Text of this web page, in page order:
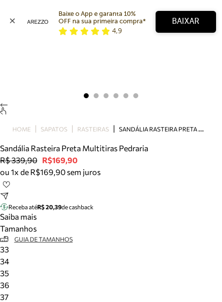
Bolsa
Tamanco
Tênis
Mule
Tire dúvidas sobre pedidos, devoluções e mais.
Meus pedidos
Acompanhe seus pedidos e solicite devoluções.
Baixe o App e garanta 10%
OFF na sua primeira compra*
4,9
BAIXAR
HOME SAPATOS RASTEIRAS S
ANDÁLIA RASTEIRA PRETA MULTITIRAS PEDRARIA
Sandália Rasteira Preta Multitiras Pedraria
R$ 339,90 R$169,90
ou 1x de R$169,90 sem juros
Receba atéR$ 20,39de cashback
Saiba mais
Tamanhos
GUIA DE TAMANHOS
33
34
35
36
37